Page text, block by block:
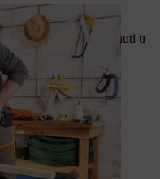
rupe rotacionim
drveta čvrsto umetnuti u